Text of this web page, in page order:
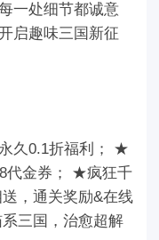
一处细节都诚意
启趣味三国新征
久0.1折福利； ★
代金券； ★疯狂千
，通关奖励&在线
三国，治愈超解